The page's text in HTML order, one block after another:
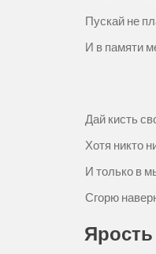
Пускай не
И в памяти
Дай кисть
Хотя никто
И только в
Сгорю
Ярость